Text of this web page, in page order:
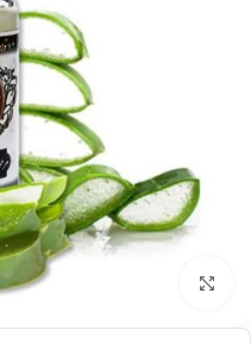
بزرگنمایی تصویر